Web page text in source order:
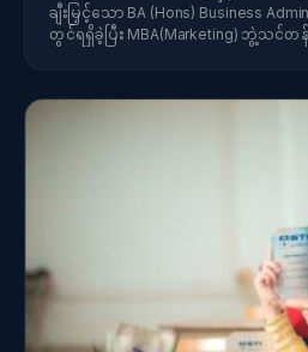
ချီးမြှင့်သော BA (Hons) Business
တွင်ရရှိခဲ့ပြီး MBA(Marketing) ဘွဲ့သင်တ